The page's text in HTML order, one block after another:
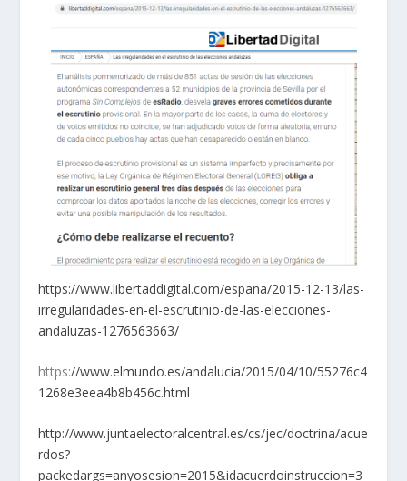
https://www.libertaddigital.com/espana/2015-12-13/las-
irregularidades-en-el-escrutinio-de-las-elecciones-
andaluzas-1276563663/
https://www.elmundo.es/andalucia/2015/04/10/55276c4
1268e3eea4b8b456c.html
http://www.juntaelectoralcentral.es/cs/jec/doctrina/acue
rdos?
packedargs=anyosesion=2015&idacuerdoinstruccion=3